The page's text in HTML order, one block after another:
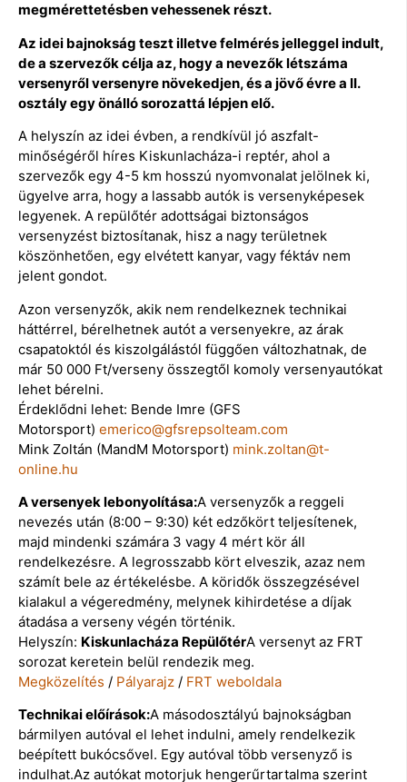
megmérettetésben vehessenek részt.
Az idei bajnokság teszt illetve felmérés jelleggel indult,
de a szervezők célja az, hogy a nevezők létszáma
versenyről versenyre növekedjen, és a jövő évre a II.
osztály egy önálló sorozattá lépjen elő.
A helyszín az idei évben, a rendkívül jó aszfalt-
minőségéről híres Kiskunlacháza-i reptér, ahol a
szervezők egy 4-5 km hosszú nyomvonalat jelölnek ki,
ügyelve arra, hogy a lassabb autók is versenyképesek
legyenek. A repülőtér adottságai biztonságos
versenyzést biztosítanak, hisz a nagy területnek
köszönhetően, egy elvétett kanyar, vagy féktáv nem
jelent gondot.
Azon versenyzők, akik nem rendelkeznek technikai
háttérrel, bérelhetnek autót a versenyekre, az árak
csapatoktól és kiszolgálástól függően változhatnak, de
már 50 000 Ft/verseny összegtől komoly versenyautókat
lehet bérelni.
Érdeklődni lehet: Bende Imre (GFS
Motorsport) emerico@gfsrepsolteam.com
Mink Zoltán (MandM Motorsport) mink.zoltan@t-
online.hu
A versenyek lebonyolítása:A versenyzők a reggeli
nevezés után (8:00 – 9:30) két edzőkört teljesítenek,
majd mindenki számára 3 vagy 4 mért kör áll
rendelkezésre. A legrosszabb kört elveszik, azaz nem
számít bele az értékelésbe. A köridők összegzésével
kialakul a végeredmény, melynek kihirdetése a díjak
átadása a verseny végén történik.
Helyszín: Kiskunlacháza RepülőtérA versenyt az FRT
sorozat keretein belül rendezik meg.
Megközelítés / Pályarajz / FRT weboldala
Technikai előírások:A másodosztályú bajnokságban
bármilyen autóval el lehet indulni, amely rendelkezik
beépített bukócsővel. Egy autóval több versenyző is
indulhat.Az autókat motorjuk hengerűrtartalma szerint